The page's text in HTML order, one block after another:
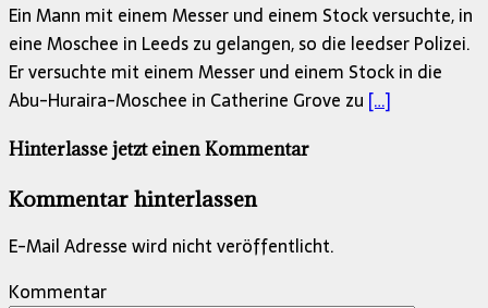
Ein Mann mit einem Messer und einem Stock versuchte, in
eine Moschee in Leeds zu gelangen, so die leedser Polizei.
Er versuchte mit einem Messer und einem Stock in die
Abu-Huraira-Moschee in Catherine Grove zu […]
Hinterlasse jetzt einen Kommentar
Kommentar hinterlassen
E-Mail Adresse wird nicht veröffentlicht.
Kommentar